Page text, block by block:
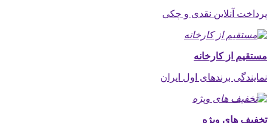
پرداخت آنلاین نقدی و چکی
مستقیم از کارخانه
نمایندگی برندهای اول ایران
تخفیف های ویژه